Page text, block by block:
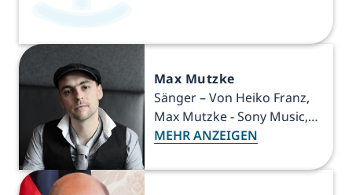
Max Mutzke
Sänger – Von Heiko Franz,
Max Mutzke - Sony Music,
CC BY-SA 3.0 de,
.org/w/index.php?
MEHR ANZEIGEN